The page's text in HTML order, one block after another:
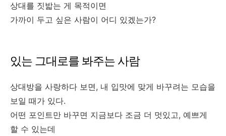
상대를 짓밟는 게 목적이면
가까이 두고 싶은 사람이 어디 있겠는가?
있는 그대로를 봐주는 사람
상대방을 사랑하다 보면, 내 입맛에 맞게 바꾸려는 모습을
보일 때가 있다.
어떤 포인트만 바꾸면 지금보다 조금 더 멋있고, 예쁘게
할 수 있는데